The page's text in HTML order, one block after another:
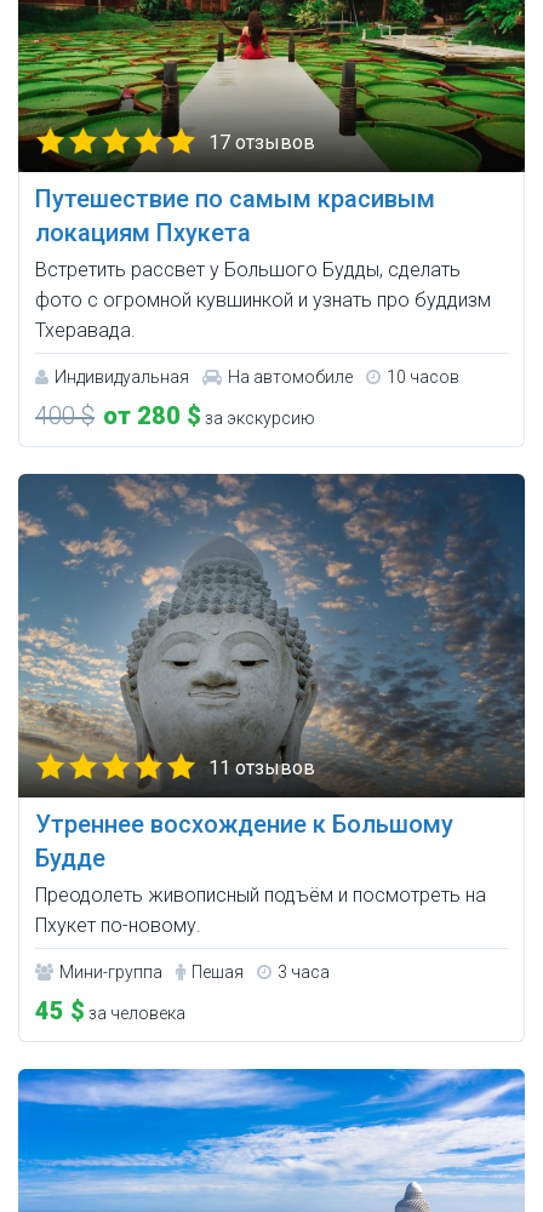
17 отзывов
Путешествие по самым красивым
локациям Пхукета
Встретить рассвет у Большого Будды, сделать
фото с огромной кувшинкой и узнать про буддизм
Тхеравада.
Индивидуальная На автомобиле 10 часов
400 $ от 280 $ за экскурсию
11 отзывов
Утреннее восхождение к Большому
Будде
Преодолеть живописный подъём и посмотреть на
Пхукет по-новому.
Мини-группа Пешая 3 часа
45 $ за человека